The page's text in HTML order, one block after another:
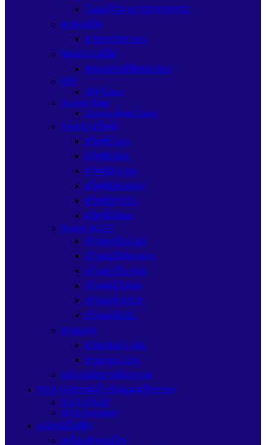
โมดูลไร้สาย VIEWSONIC
สายเคเบิล
สายเคเบิลCisco
ชุดอุปกรณ์ยึด
ชุดอุปกรณ์ยึดInterlink
SFP
SFP Cisco
Access Point
Access Point Cisco
Switch (สวิตช์)
สวิตช์Cisco
สวิตช์Glink
สวิตซ์D-Link
สวิตซ์Hikvision
สวิตซ์ZyXEL
สวิตซ์Dahua
Router 4G/5G
เร้าเตอร์D-Link
เร้าเตอร์Mercusys
เร้าเตอร์Tp-link
เร้าเตอร์Tenda
เร้าเตอร์ASUS
เร้าเตอร์H3C
สายแลน
สายแลน G link
สายแลน Link
อุปกรณ์ขยายสัญญาณ
NAS (อุปกรณ์เก็บข้อมูลเครือข่าย)
NAS QNAP
NAS Synology
อุปกรณ์ไฟฟ้า
เครื่องสำรองไฟ